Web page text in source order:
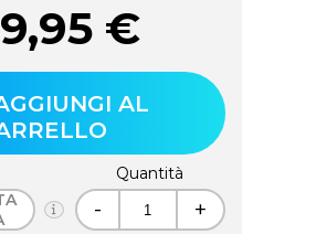
€
AL
Quantità
- +